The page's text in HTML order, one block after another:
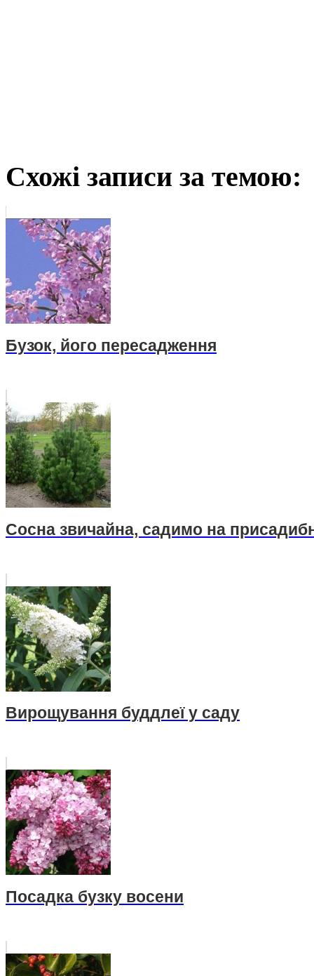
Схожі записи за темою:
Бузок, його пересадження
Сосна звичайна, садимо на
Вирощування буддлеї у саду
Посадка бузку восени